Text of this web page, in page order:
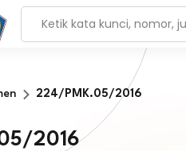
224/PMK.05/2016
2016